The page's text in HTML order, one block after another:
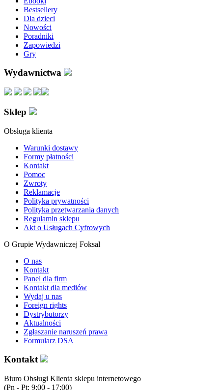
Bestsellery
Dla dzieci
Nowości
Poradniki
Zapowiedzi
Gry
Wydawnictwa
Sklep
Obsługa klienta
Warunki dostawy
Formy płatności
Kontakt
Pomoc
Zwroty
Reklamacje
Polityka prywatności
Polityka przetwarzania danych
Regulamin sklepu
Akt o Usługach Cyfrowych
O Grupie Wydawniczej Foksal
O nas
Kontakt
Panel dla firm
Kontakt dla mediów
Wydaj u nas
Foreign rights
Dystrybutorzy
Aktualności
Zgłaszanie naruszeń prawa
Formularz DSA
Kontakt
Biuro Obsługi Klienta sklepu internetowego
(Pn - Pt: 9:00 - 17:00)